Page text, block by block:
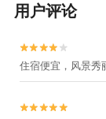
用户评论


住宿便宜，风景秀

